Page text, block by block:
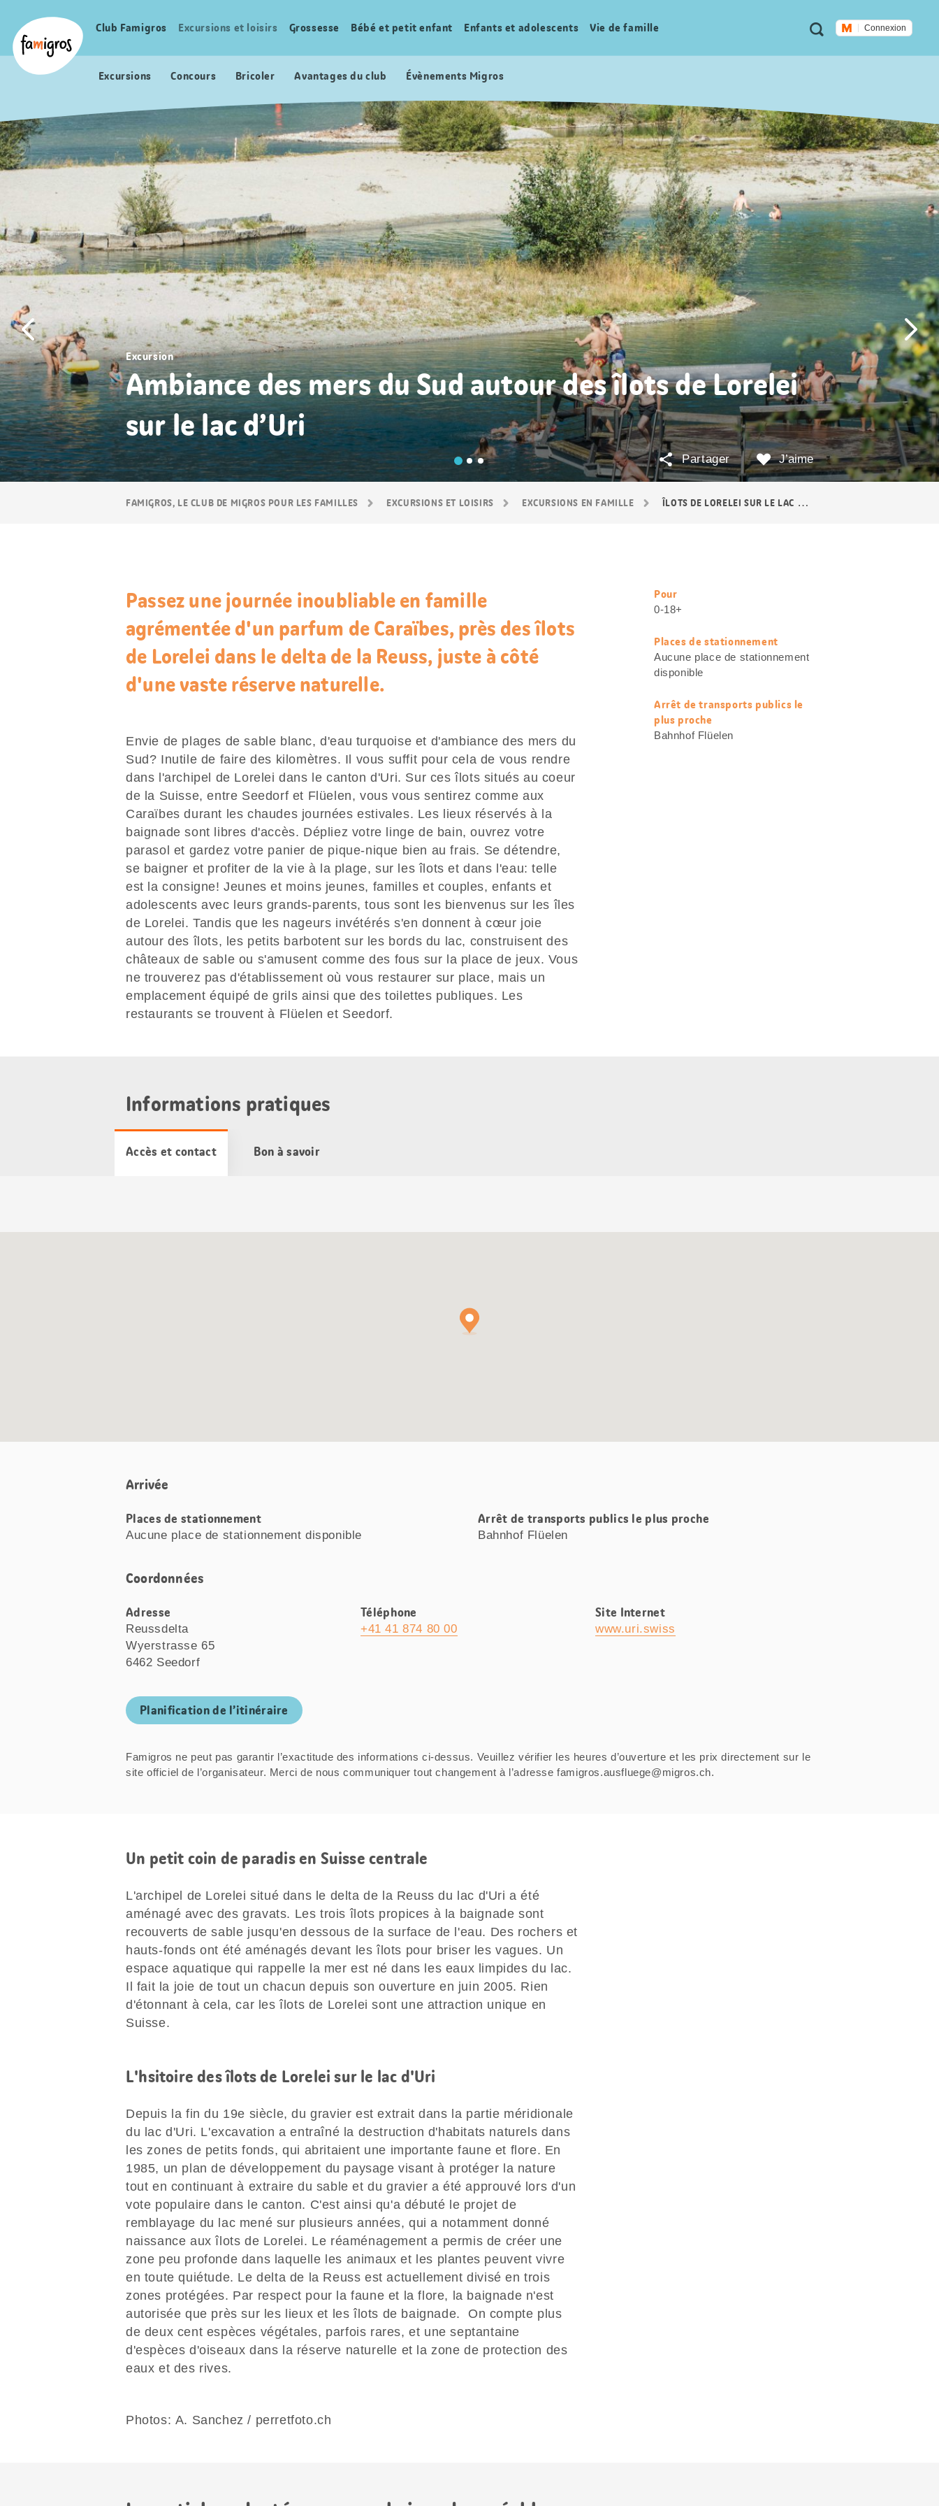
navigation
Logo
Métanavigation
RechercheConnexion
Navigation
Club Famigros Excursions et loisirs Grossesse Bébé et petit enfant Enfants et adolescents Vie de famille
Excursions Concours Bricoler Avantages du club Évènements Migros
FAMIGROS, LE CLUB DE MIGROS POUR LES FAMILLES EXCURSIONS ET LOISIRS EXCURSIONS EN FAMILLE ÎLOTS DE LORELEI SUR LE LAC D’URI
Excursion
Ambiance des mers du Sud autour des îlots de Lorelei
sur le lac d’Uri
J’aime
Partager
Passez une journée inoubliable en famille
agrémentée d'un parfum de Caraïbes, près des îlots
de Lorelei dans le delta de la Reuss, juste à côté
d'une vaste réserve naturelle.
Envie de plages de sable blanc, d'eau turquoise et d'ambiance des mers du
Sud? Inutile de faire des kilomètres. Il vous suffit pour cela de vous rendre
dans l'archipel de Lorelei dans le canton d'Uri. Sur ces îlots situés au coeur
de la Suisse, entre Seedorf et Flüelen, vous vous sentirez comme aux
Caraïbes durant les chaudes journées estivales. Les lieux réservés à la
baignade sont libres d'accès. Dépliez votre linge de bain, ouvrez votre
parasol et gardez votre panier de pique-nique bien au frais. Se détendre,
se baigner et profiter de la vie à la plage, sur les îlots et dans l'eau: telle
est la consigne! Jeunes et moins jeunes, familles et couples, enfants et
adolescents avec leurs grands-parents, tous sont les bienvenus sur les îles
de Lorelei. Tandis que les nageurs invétérés s'en donnent à cœur joie
autour des îlots, les petits barbotent sur les bords du lac, construisent des
châteaux de sable ou s'amusent comme des fous sur la place de jeux. Vous
ne trouverez pas d'établissement où vous restaurer sur place, mais un
emplacement équipé de grils ainsi que des toilettes publiques. Les
restaurants se trouvent à Flüelen et Seedorf.
Informations
utiles
Pour
0-18+
Places de stationnement
Aucune place de stationnement
disponible
Arrêt de transports publics le
plus proche
Bahnhof Flüelen
Informations pratiques
Accès et contact Bon à savoir
Arrivée
Places de stationnement
Aucune place de stationnement disponible
Arrêt de transports publics le plus proche
Bahnhof Flüelen
Coordonnées
Adresse
Reussdelta
Wyerstrasse 65
6462 Seedorf
Téléphone
+41 41 874 80 00
Site Internet
www.uri.swiss
Planification de l’itinéraire
Famigros ne peut pas garantir l’exactitude des informations ci-dessus. Veuillez vérifier les heures d’ouverture et les prix directement sur le
site officiel de l’organisateur. Merci de nous communiquer tout changement à l’adresse famigros.ausfluege@migros.ch.
Un petit coin de paradis en Suisse centrale
L'archipel de Lorelei situé dans le delta de la Reuss du lac d'Uri a été
aménagé avec des gravats. Les trois îlots propices à la baignade sont
recouverts de sable jusqu'en dessous de la surface de l'eau. Des rochers et
hauts-fonds ont été aménagés devant les îlots pour briser les vagues. Un
espace aquatique qui rappelle la mer est né dans les eaux limpides du lac.
Il fait la joie de tout un chacun depuis son ouverture en juin 2005. Rien
d'étonnant à cela, car les îlots de Lorelei sont une attraction unique en
Suisse.
L'hsitoire des îlots de Lorelei sur le lac d'Uri
Depuis la fin du 19e siècle, du gravier est extrait dans la partie méridionale
du lac d'Uri. L'excavation a entraîné la destruction d'habitats naturels dans
les zones de petits fonds, qui abritaient une importante faune et flore. En
1985, un plan de développement du paysage visant à protéger la nature
tout en continuant à extraire du sable et du gravier a été approuvé lors d'un
vote populaire dans le canton. C'est ainsi qu'a débuté le projet de
remblayage du lac mené sur plusieurs années, qui a notamment donné
naissance aux îlots de Lorelei. Le réaménagement a permis de créer une
zone peu profonde dans laquelle les animaux et les plantes peuvent vivre
en toute quiétude. Le delta de la Reuss est actuellement divisé en trois
zones protégées. Par respect pour la faune et la flore, la baignade n'est
autorisée que près sur les lieux et les îlots de baignade. On compte plus
de deux cent espèces végétales, parfois rares, et une septantaine
d'espèces d'oiseaux dans la réserve naturelle et la zone de protection des
eaux et des rives.
Photos: A. Sanchez / perretfoto.ch